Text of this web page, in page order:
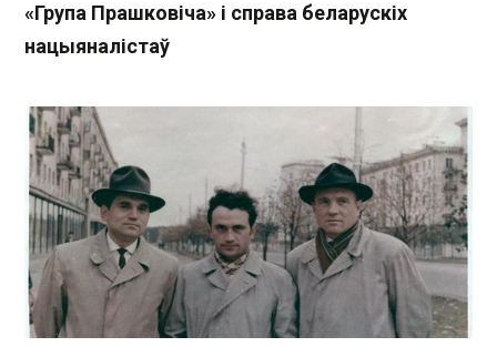
«Група Прашковіча» і справа беларускіх
нацыяналістаў